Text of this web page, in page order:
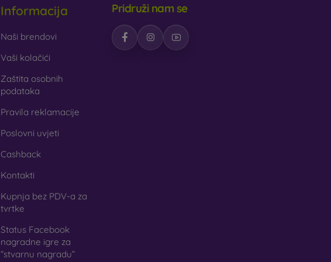
Informacija
Naši brendovi
Vaši kolačići
Zaštita osobnih
podataka
Pravila reklamacije
Poslovni uvjeti
Cashback
Kontakti
Kupnja bez PDV-a za
tvrtke
Status Facebook
nagradne igre za
“stvarnu nagradu”
Pridruži nam se